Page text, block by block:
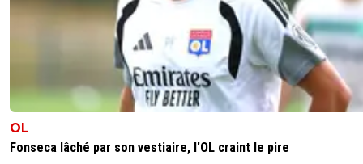
OL
Fonseca lâché par son vestiaire, l'OL craint le pire